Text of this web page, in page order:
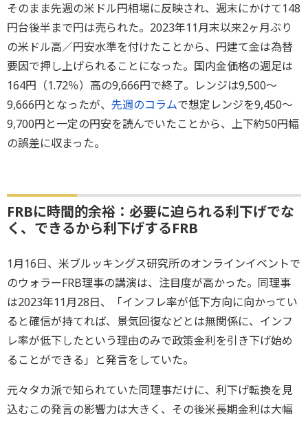
そのまま先週の米ドル円相場に反映され、週末にかけて148
円台後半まで円は売られた。2023年11月末以来2ヶ月ぶり
の米ドル高／円安水準を付けたことから、円建て金は為替
要因で押し上げられることになった。国内金価格の週足は
164円（1.72％）高の9,666円で終了。レンジは9,500～
9,666円となったが、 先週のコラムで想定レンジを9,450～
9,700円と一定の円安を読んでいたことから、上下約50円幅
の誤差に収まった。
FRBに時間的余裕：必要に迫られる利下げでな
く、できるから利下げするFRB
1月16日、米ブルッキングス研究所のオンラインイベントで
のウォラーFRB理事の講演は、注目度が高かった。同理事
は2023年11月28日、「インフレ率が低下方向に向かってい
ると確信が持てれば、景気回復などとは無関係に、インフ
レ率が低下したという理由のみで政策金利を引き下げ始め
ることができる」と発言をしていた。
元々タカ派で知られていた同理事だけに、利下げ転換を見
込むこの発言の影響力は大きく、その後米長期金利は大幅